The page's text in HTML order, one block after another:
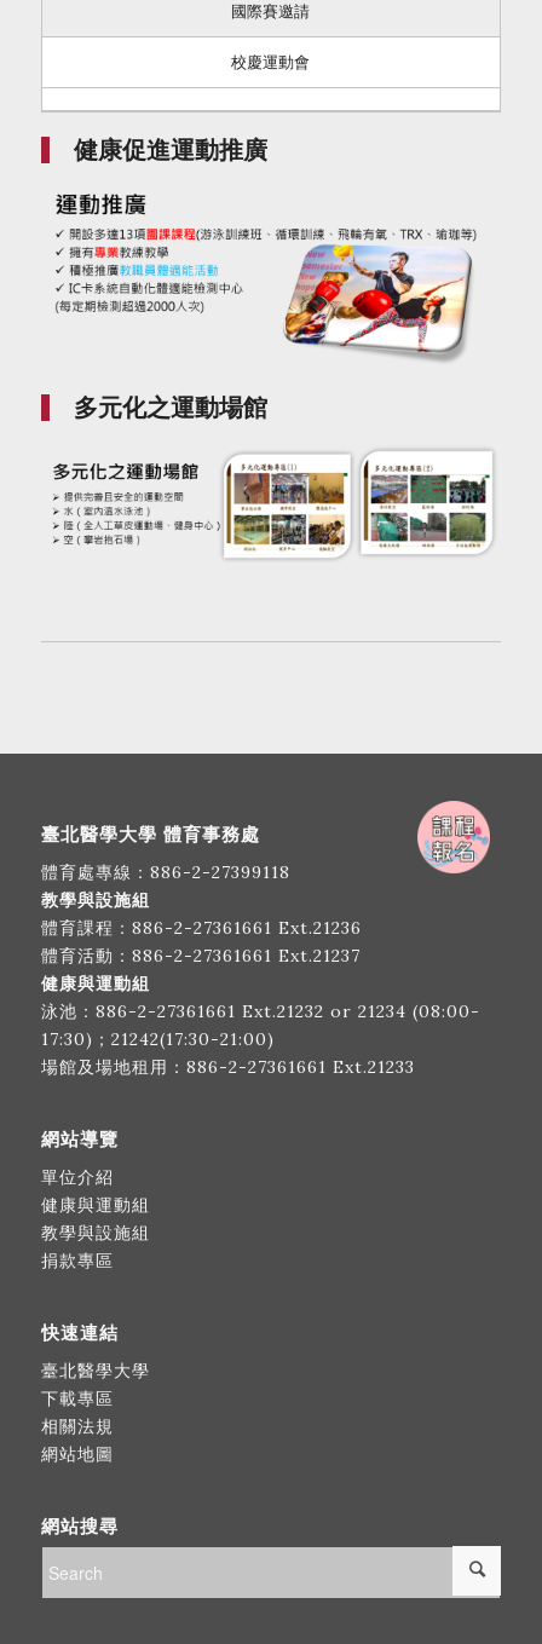
國際賽邀請
校慶運動會
健康促進運動推廣
多元化之運動場館
臺北醫學大學 體育事務處
體育處專線： 886-2-27399118
教學與設施組
體育課程： 886-2-27361661 Ext.21236
體育活動： 886-2-27361661 Ext.21237
健康與運動組
泳池： 886-2-27361661 Ext.21232 or 21234 (08:00-
17:30)；21242(17:30-21:00)
場館及場地租用： 886-2-27361661 Ext.21233
網站導覽
單位介紹
健康與運動組
教學與設施組
捐款專區
快速連結
臺北醫學大學
下載專區
相關法規
網站地圖
網站搜尋